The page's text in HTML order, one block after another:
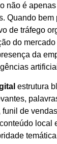
não é
Quando bem
de tráfego
do mercado
da
estrutura
funil de
local